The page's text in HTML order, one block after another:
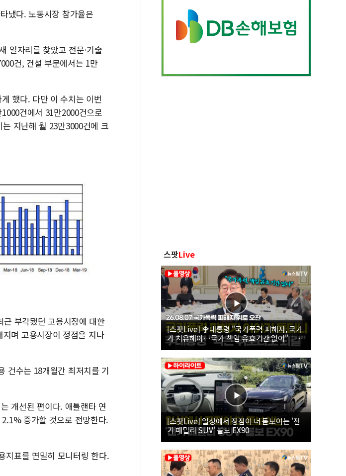
냈다. 노동시장 참가율은
일자리를 찾았고 전문·기술
건, 건설 부문에서는 1만
했다. 다만 이 수치는 이번
건에서 31만2000건으로
지난해 월 23만3000건에 크
부각됐던 고용시장에 대한
며 고용시장이 정점을 지나
건수는 18개월간 최저치를 기
개선된 편이다. 애틀랜타 연
증가할 것으로 전망한다.
지표를 면밀히 모니터링 한다.
스팟Live
[스팟Live] 李대통령 "국가폭력 피해자, 국가
가 치유해야…국가 책임 유효기간 없어"｜
26.08.07 국가폭력 피해자 위로 오찬
[스팟Live] 일상에서 장점이 더 돋보이는 '전
기 패밀리 SUV' 볼보 EX90